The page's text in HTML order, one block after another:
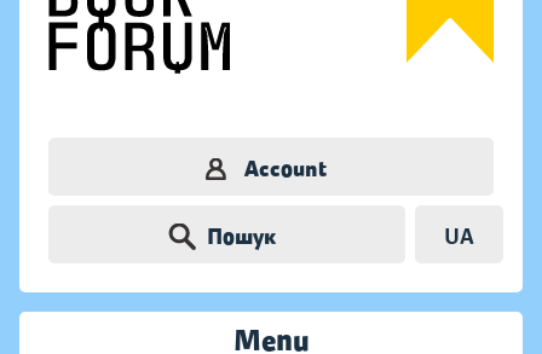
Account
Пошук UA
Menu